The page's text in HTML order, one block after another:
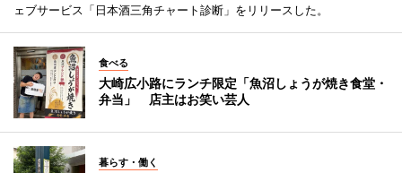
ェブサービス「日本酒三角チャート診断」をリリースした。
食べる
大崎広小路にランチ限定「魚沼しょうが焼き食堂・
弁当」 店主はお笑い芸人
暮らす・働く